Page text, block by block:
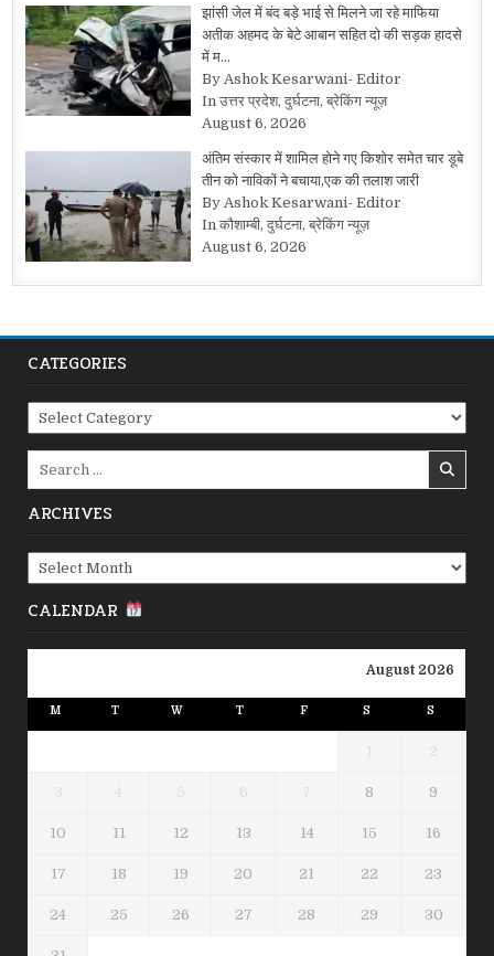
झांसी जेल में बंद बड़े भाई से मिलने जा रहे माफिया
अतीक अहमद के बेटे आबान सहित दो की सड़क हादसे
में म…
By Ashok Kesarwani- Editor
In उत्तर प्रदेश, दुर्घटना, ब्रेकिंग न्यूज़
August 6, 2026
अंतिम संस्कार में शामिल होने गए किशोर समेत चार डूबे
तीन को नाविकों ने बचाया,एक की तलाश जारी
By Ashok Kesarwani- Editor
In कौशाम्बी, दुर्घटना, ब्रेकिंग न्यूज़
August 6, 2026
CATEGORIES
Categories
ARCHIVES
Archives
CALENDAR
August 2026
M T W T F S S
1 2
3 4 5 6 7 8 9
10 11 12 13 14 15 16
17 18 19 20 21 22 23
24 25 26 27 28 29 30